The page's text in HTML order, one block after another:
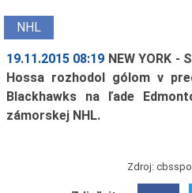
NHL
19.11.2015 08:19 NEW YORK -
Hossa rozhodol gólom v
Blackhawks na ľade
zámorskej NHL.
Zdroj: